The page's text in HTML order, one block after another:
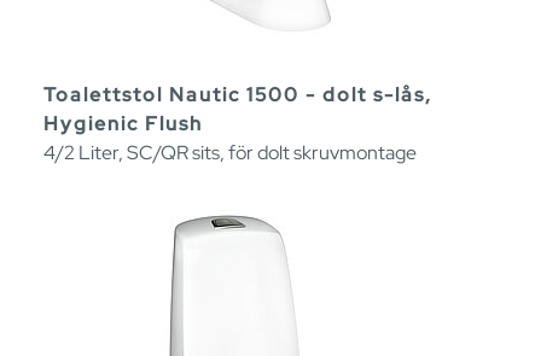
Toalettstol Nautic 1500 - dolt s-lås,
Hygienic Flush
4/2 Liter, SC/QR sits, för dolt skruvmontage